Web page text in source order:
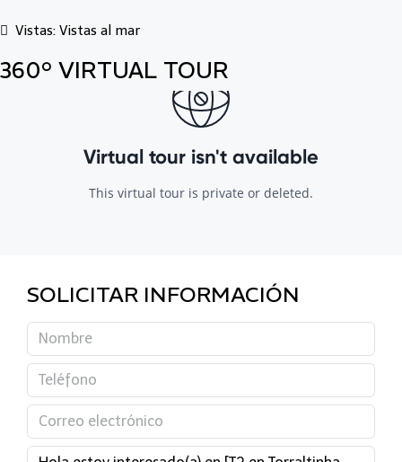
Vistas: Vistas al mar
360° VIRTUAL TOUR
SOLICITAR INFORMACIÓN